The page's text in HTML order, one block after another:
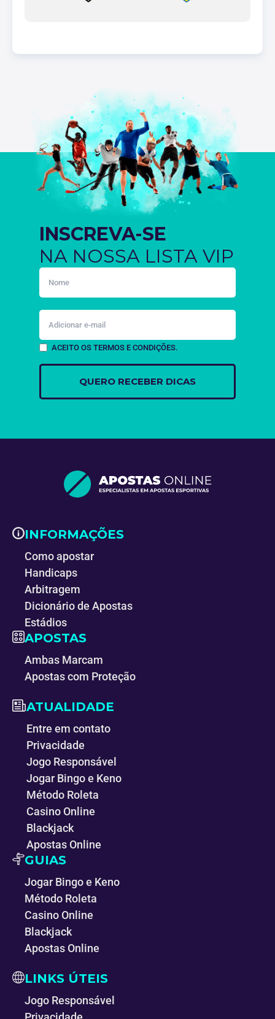
INSCREVA-SE
NA NOSSA LISTA VIP
ACEITO OS TERMOS E CONDIÇÕES.
INFORMAÇÕES
Como apostar
Handicaps
Arbitragem
Dicionário de Apostas
Estádios
APOSTAS
Ambas Marcam
Apostas com Proteção
ATUALIDADE
Entre em contato
Privacidade
Jogo Responsável
Jogar Bingo e Keno
Método Roleta
Casino Online
Blackjack
Apostas Online
GUIAS
Jogar Bingo e Keno
Método Roleta
Casino Online
Blackjack
Apostas Online
LINKS ÚTEIS
Jogo Responsável